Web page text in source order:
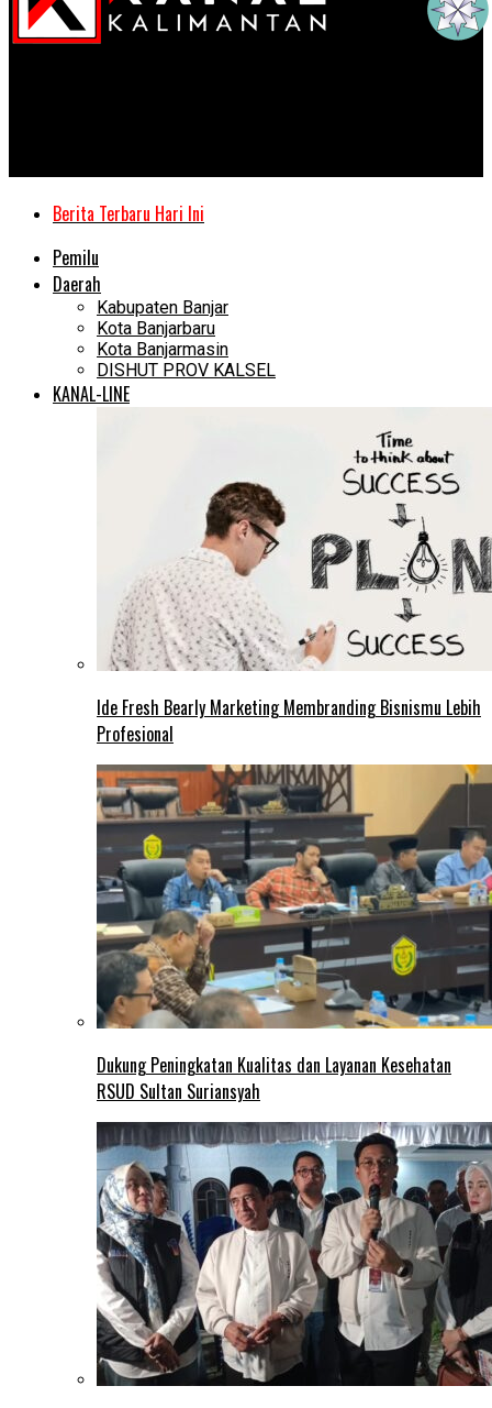
Berita Terbaru Hari Ini
Pemilu
Daerah
Kabupaten Banjar
Kota Banjarbaru
Kota Banjarmasin
DISHUT PROV KALSEL
KANAL-LINE
Ide Fresh Bearly Marketing Membranding Bisnismu Lebih
Profesional
Dukung Peningkatan Kualitas dan Layanan Kesehatan
RSUD Sultan Suriansyah